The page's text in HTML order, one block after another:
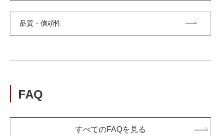
品質・信頼性
FAQ
すべてのFAQを見る